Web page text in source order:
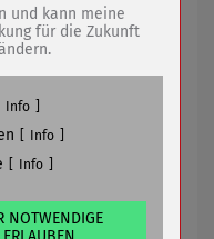
beschert
Stadt
(Wenko-
Co. KG)
/ SPAM
Entscheidungscookie
(Wenko-
Co. KG)
und kann meine
für die Zukunft
Info
Info
Info
NOTWENDIGE